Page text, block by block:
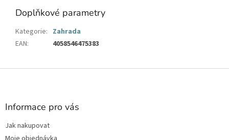
Doplňkové parametry
Kategorie: Zahrada
EAN: 4058546475383
Z
Informace pro vás
Jak nakupovat